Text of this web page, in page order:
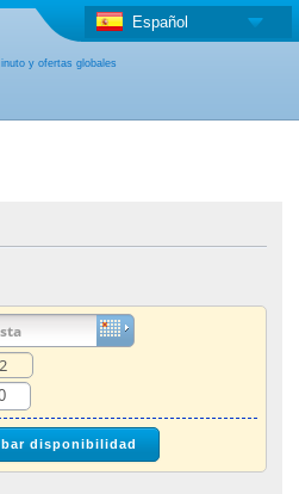
y ofertas globales
Español
+ Oferta global